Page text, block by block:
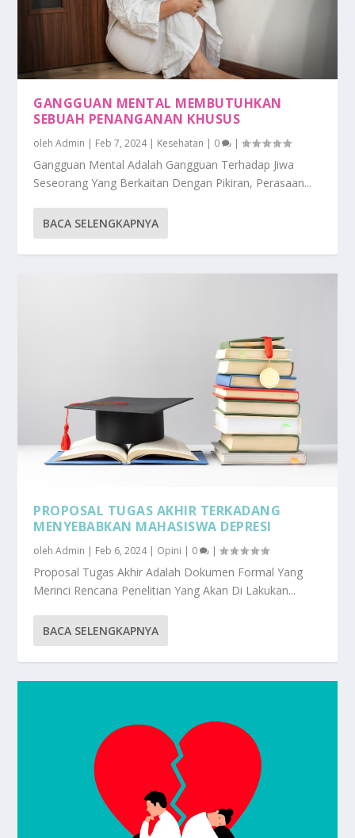
GANGGUAN MENTAL MEMBUTUHKAN
SEBUAH PENANGANAN KHUSUS
olehAdmin | Feb 7, 2024| Kesehatan | 0 |
Gangguan Mental Adalah Gangguan Terhadap Jiwa
Seseorang Yang Berkaitan Dengan Pikiran, Perasaan...
BACA SELENGKAPNYA
PROPOSAL TUGAS AKHIR TERKADANG
MENYEBABKAN MAHASISWA DEPRESI
olehAdmin | Feb 6, 2024| Opini | 0 |
Proposal Tugas Akhir Adalah Dokumen Formal Yang
Merinci Rencana Penelitian Yang Akan Di Lakukan...
BACA SELENGKAPNYA